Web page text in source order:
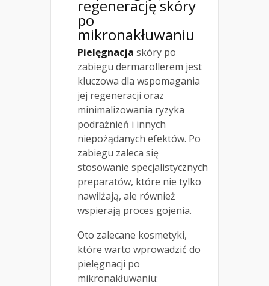
regenerację skóry
po
mikronakłuwaniu
Pielęgnacja skóry po
zabiegu dermarollerem jest
kluczowa dla wspomagania
jej regeneracji oraz
minimalizowania ryzyka
podrażnień i innych
niepożądanych efektów. Po
zabiegu zaleca się
stosowanie specjalistycznych
preparatów, które nie tylko
nawilżają, ale również
wspierają proces gojenia.
Oto zalecane kosmetyki,
które warto wprowadzić do
pielęgnacji po
mikronakłuwaniu: